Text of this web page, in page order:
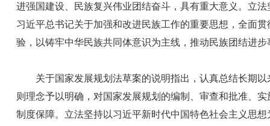
进强国建设、民族复兴伟业团结奋斗，具有重大意义。立
习近平总书记关于加强和改进民族工作的重要思想，全面
验，以铸牢中华民族共同体意识为主线，推动民族团结进
关于国家发展规划法草案的说明指出，认真总结长期以
则理念予以明确，对国家发展规划的编制、审查和批准、
制度保障。立法坚持以习近平新时代中国特色社会主义思